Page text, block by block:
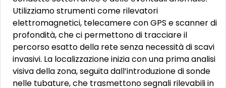
Utilizziamo strumenti come rilevatori
elettromagnetici, telecamere con GPS e scanner di
profondità, che ci permettono di tracciare il
percorso esatto della rete senza necessità di scavi
invasivi. La localizzazione inizia con una prima analisi
visiva della zona, seguita dall’introduzione di sonde
nelle tubature, che trasmettono segnali rilevabili in